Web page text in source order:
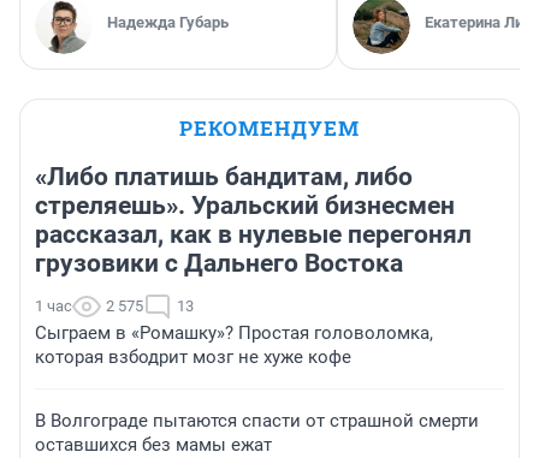
Надежда Губарь Екатерина
РЕКОМЕНДУЕМ
«Либо платишь бандитам, либо
стреляешь». Уральский бизнесмен
рассказал, как в нулевые перегонял
грузовики с Дальнего Востока
1 час 2 575 13
Сыграем в «Ромашку»? Простая головоломка,
которая взбодрит мозг не хуже кофе
В Волгограде пытаются спасти от страшной смерти
оставшихся без мамы ежат